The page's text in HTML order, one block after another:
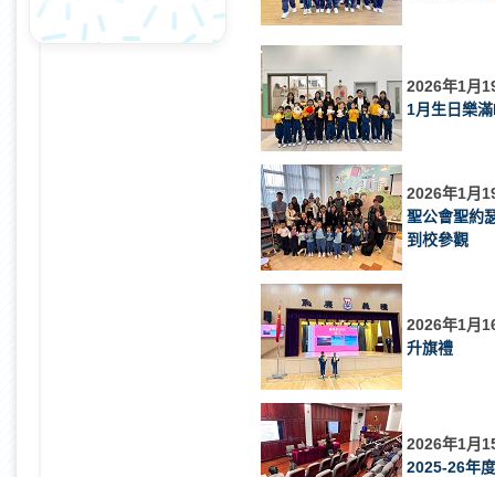
2026年1月
1月生日樂
2026年1月
聖公會聖約
到校參觀
2026年1月
升旗禮
2026年1月
2025-26年